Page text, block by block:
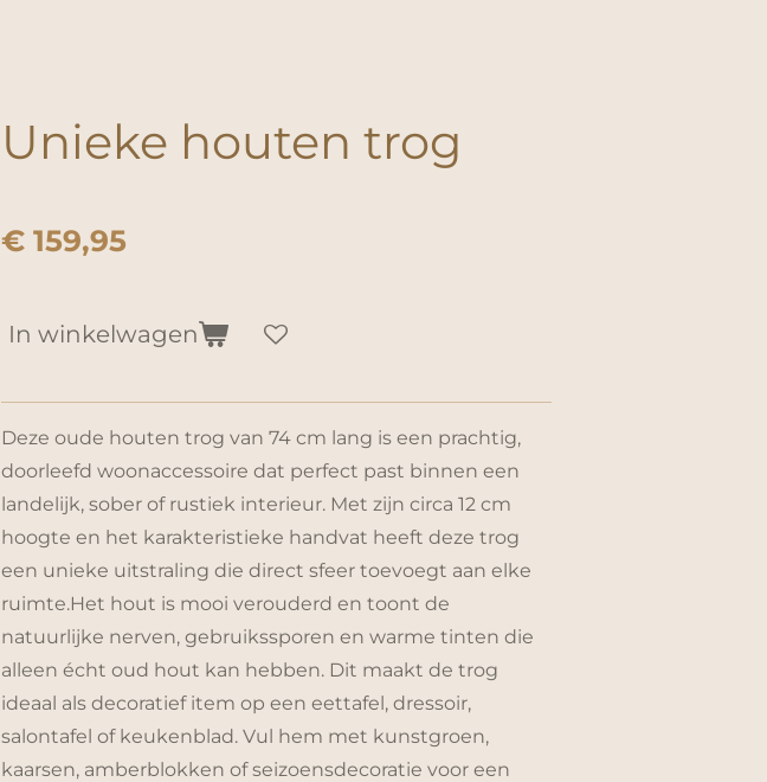
Unieke houten trog
€ 159,95
In winkelwagen
Deze oude houten trog van 74 cm lang is een prachtig,
doorleefd woonaccessoire dat perfect past binnen een
landelijk, sober of rustiek interieur. Met zijn circa 12 cm
hoogte en het karakteristieke handvat heeft deze trog
een unieke uitstraling die direct sfeer toevoegt aan elke
ruimte.Het hout is mooi verouderd en toont de
natuurlijke nerven, gebruikssporen en warme tinten die
alleen écht oud hout kan hebben. Dit maakt de trog
ideaal als decoratief item op een eettafel, dressoir,
salontafel of keukenblad. Vul hem met kunstgroen,
kaarsen, amberblokken of seizoensdecoratie voor een